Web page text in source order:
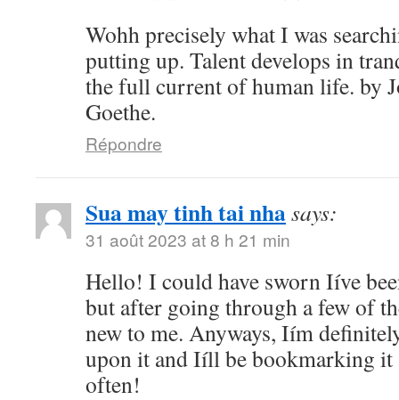
Wohh precisely what I was
putting up. Talent develops in
the full current of human life. by
Goethe.
Répondre
Sua may tinh tai nhasays:
31 août 2023 at 8 h 21 min
Hello! I could have sworn Iíve
but after going through a few of
new to me. Anyways, Iím
upon it and Iíll be bookmarking it
often!